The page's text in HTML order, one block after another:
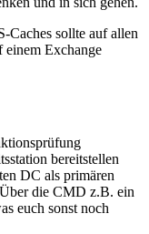
Caches sollte auf allen
einem Exchange
bereitstellen
DC als primären
die CMD z.B. ein
euch sonst noch